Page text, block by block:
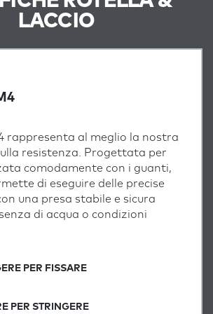
LACCIO
rappresenta al meglio la nostra
resistenza. Progettata per
comodamente con i guanti,
di eseguire delle precise
una presa stabile e sicura
di acqua o condizioni
PER FISSARE
PER STRINGERE